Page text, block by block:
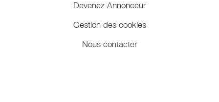
Devenez Annonceur
Gestion des cookies
Nous contacter